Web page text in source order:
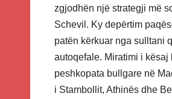
zgjodhën një strategji më
Schevil. Ky depërtim
patën kërkuar nga sulltani
autoqefale. Miratimi i
peshkopata bullgare në
i Stambollit, Athinës dhe